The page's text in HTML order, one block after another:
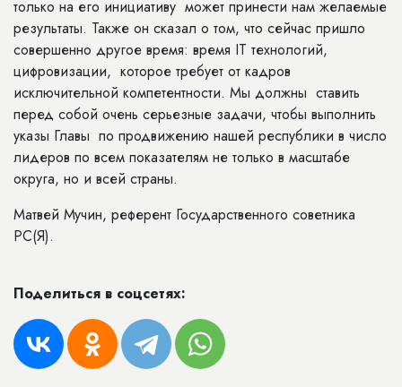
только на его инициативу может принести нам желаемые
результаты. Также он сказал о том, что сейчас пришло
совершенно другое время: время IT технологий,
цифровизации, которое требует от кадров
исключительной компетентности. Мы должны ставить
перед собой очень серьезные задачи, чтобы выполнить
указы Главы по продвижению нашей республики в число
лидеров по всем показателям не только в масштабе
округа, но и всей страны.
Матвей Мучин, референт Государственного советника
РС(Я).
Поделиться в соцсетях: